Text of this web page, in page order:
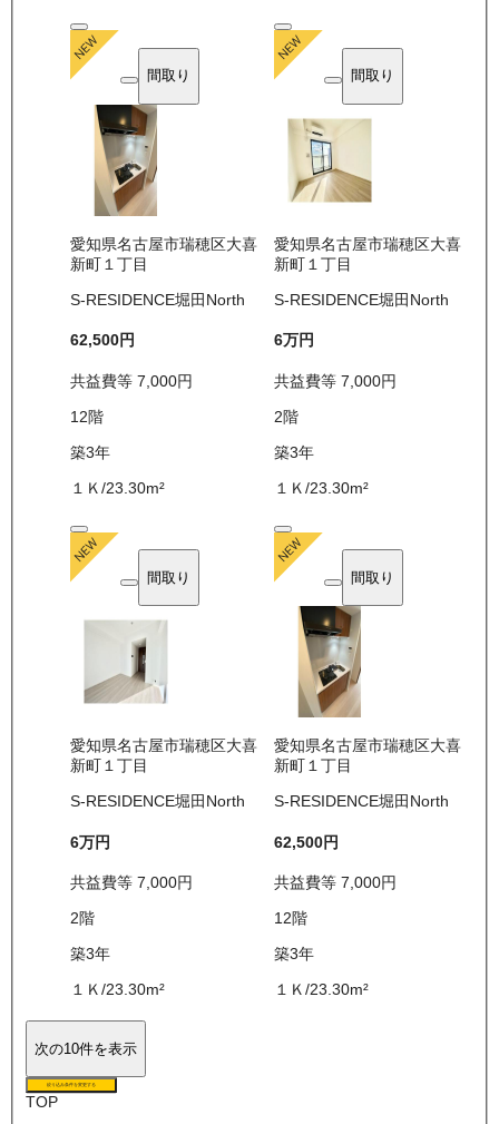
間取り
愛知県名古屋市瑞穂区大喜
新町１丁目
S-RESIDENCE堀田North
62,500円
共益費等 7,000円
12階
築3年
１Ｋ /23.30m²
間取り
愛知県名古屋市瑞穂区大喜
新町１丁目
S-RESIDENCE堀田North
6万円
共益費等7,000円
2階
築3年
１Ｋ/23.30m²
間取り
愛知県名古屋市瑞穂区大喜
新町１丁目
S-RESIDENCE堀田North
6万円
共益費等 7,000円
2階
築3年
１Ｋ/23.30m²
間取り
愛知県名古屋市瑞穂区大喜
新町１丁目
S-RESIDENCE堀田North
62,500円
共益費等7,000円
12階
築3年
１Ｋ/23.30m²
次の10件を表示
絞り込み条件を変更する
TOP